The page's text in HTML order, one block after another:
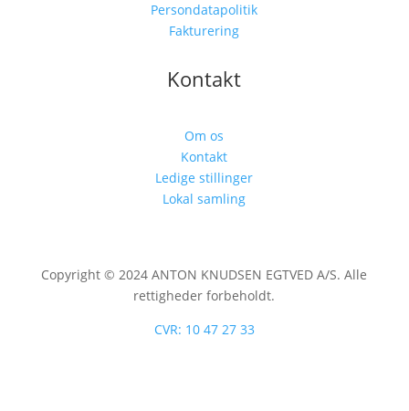
Persondatapolitik
Fakturering
Kontakt
Om os
Kontakt
Ledige stillinger
Lokal samling
Copyright © 2024 ANTON KNUDSEN EGTVED A/S. Alle
rettigheder forbeholdt.
CVR: 10 47 27 33